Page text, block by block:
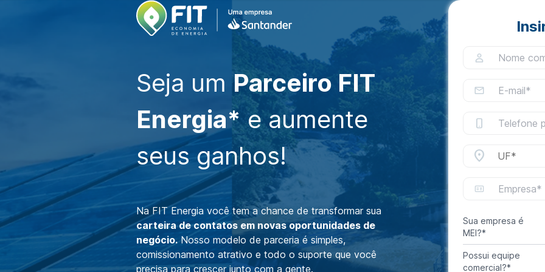
Seja umParceiro FIT
Energia*e aumente
seus ganhos!
Na FIT Energia você tem a chance de transformar sua
carteira de contatos em novas oportunidades de
negócio. Nosso modelo de parceria é simples,
comissionamento atrativo e todo o suporte que você
precisa para crescer junto com a gente.
location_on
Sua empresa é
MEI?*
Possui equipe
comercial?*